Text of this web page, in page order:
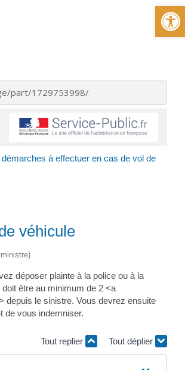
part/1729753998/
à effectuer en cas de vol de
véhicule
déposer plainte à la police ou à la
être au minimum de 2 <a
le sinistre. Vous devrez ensuite
de vous indemniser.
Tout replier Tout déplier